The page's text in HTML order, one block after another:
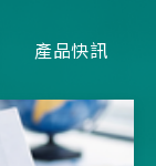
產品快訊